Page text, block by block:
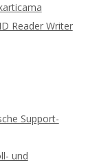
Reader Writer
Support-
und